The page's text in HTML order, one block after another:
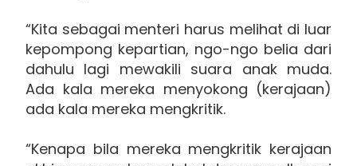
“Kita sebagai menteri harus melihat di luar
kepompong kepartian, ngo-ngo belia dari
dahulu lagi mewakili suara anak muda.
Ada kala mereka menyokong (kerajaan)
ada kala mereka mengkritik.
“Kenapa bila mereka mengkritik kerajaan